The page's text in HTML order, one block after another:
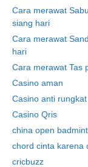
Cara merawat
siang hari
Cara merawat
hari
Cara merawat Tas
Casino aman
Casino anti rungkat
Casino Qris
china open
chord cinta karena
cricbuzz